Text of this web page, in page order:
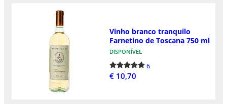
Vinho branco tranquilo
Farnetino de Toscana 750 ml
DISPONÍVEL
6
€ 10,70